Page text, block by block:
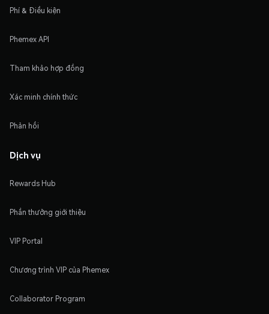
Phí & Điều kiện
Phemex API
Tham khảo hợp đồng
Xác minh chính thức
Phản hồi
Dịch vụ
Rewards Hub
Phần thưởng giới thiệu
VIP Portal
Chương trình VIP của Phemex
Collaborator Program